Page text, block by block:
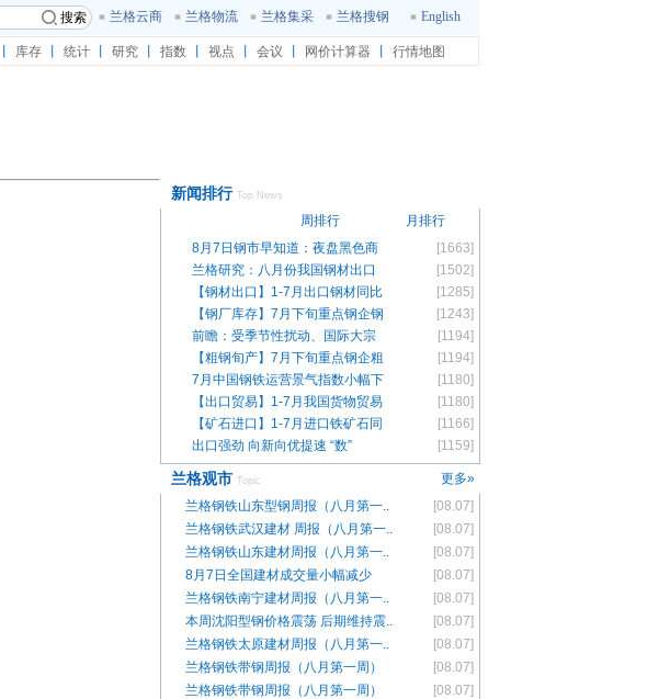
搜索 兰格云商 兰格物流 兰格集采 兰格搜钢 English
库存 统计 研究 指数 视点 会议 网价计算器 行情地图